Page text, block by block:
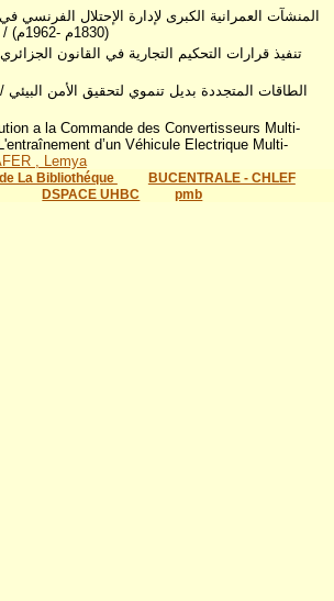
المنشآت العمرانية الكبرى لإدارة الإحتلال الفرنسي في
(1830م -1962م)
/
تنفيذ قرارات التحكيم التجارية في القانون الجزائري
الطاقات المتجددة بديل تنموي لتحقيق الأمن البيئي
a la Commande des Convertisseurs Multi-
d’un Véhicule Electrique Multi-
, Lemya
La Bibliothéque
BUCENTRALE - CHLEF
DSPACE UHBC
pmb